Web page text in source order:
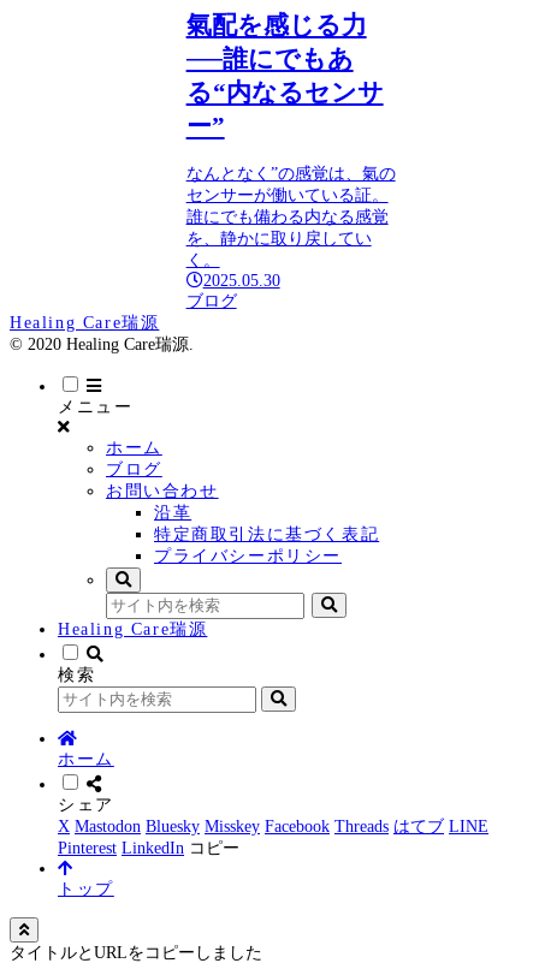
氣配を感じる力
──誰にでもあ
る“内なるセンサ
ー”
なんとなく”の感覚は、氣の
センサーが働いている証。
誰にでも備わる内なる感覚
を、静かに取り戻してい
く。
2025.05.30
ブログ
Healing Care瑞源
© 2020 Healing Care瑞源.
メニュー
ホーム
ブログ
お問い合わせ
沿革
特定商取引法に基づく表記
プライバシーポリシー
Healing Care瑞源
検索
ホーム
シェア
X Mastodon Bluesky Misskey Facebook Threads はてブ LINE
Pinterest LinkedIn コピー
トップ
タイトルとURLをコピーしました